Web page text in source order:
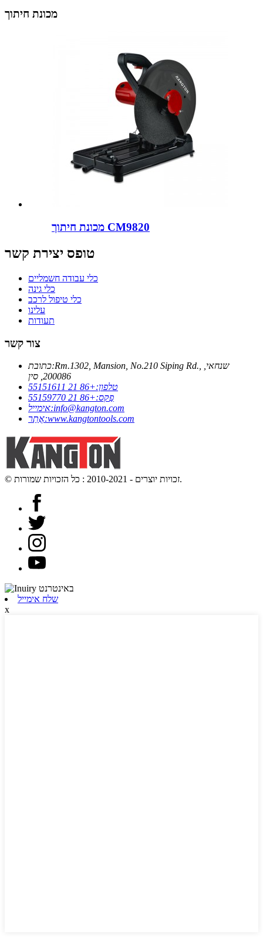
מכונת חיתוך
מכונת חיתוך CM9820
טופס יצירת קשר
כלי עבודה חשמליים
כלי גינה
כלי טיפול לרכב
עלינו
תעודות
צור קשר
כתובת:Rm.1302, Mansion, No.210 Siping Rd., שנחאי,
200086, סין
טלפון:+86 21 55151611
פַקס:+86 21 55159770
אימייל:info@kangton.com
אֲתַר:www.kangtontools.com
© זכויות יוצרים - 2010-2021 : כל הזכויות שמורות.
שלח אימייל
x